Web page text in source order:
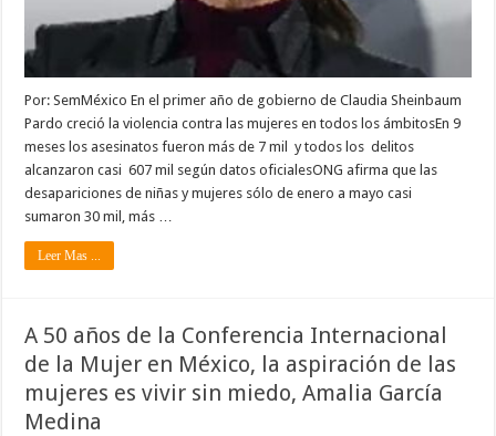
Por: SemMéxico En el primer año de gobierno de Claudia Sheinbaum
Pardo creció la violencia contra las mujeres en todos los ámbitosEn 9
meses los asesinatos fueron más de 7 mil y todos los delitos
alcanzaron casi 607 mil según datos oficialesONG afirma que las
desapariciones de niñas y mujeres sólo de enero a mayo casi
sumaron 30 mil, más …
Leer Mas ...
A 50 años de la Conferencia Internacional
de la Mujer en México, la aspiración de las
mujeres es vivir sin miedo, Amalia García
Medina